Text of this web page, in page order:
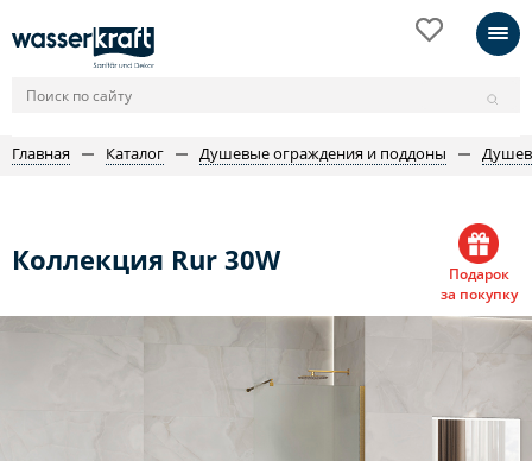
Главная Каталог Душевые ограждения и поддоны
Коллекция Rur 30W
Подарок
за покупку